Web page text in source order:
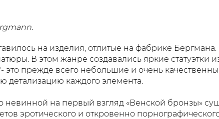
на изделия, отлитые на фабрике Бергмана.
В этом жанре создавались яркие статуэтки
прежде всего небольшие и очень
каждого элемента.
на первый взгляд «Венской бронзы»
эротического и откровенно